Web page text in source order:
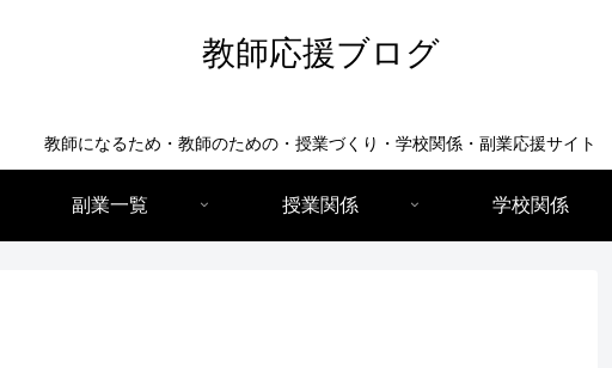
教師応援ブログ
教師になるため・教師のための・授業づくり・学校関係・副業応援サイト
副業一覧 授業関係 学校関係